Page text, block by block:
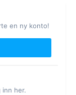
en ny konto!
inn her.